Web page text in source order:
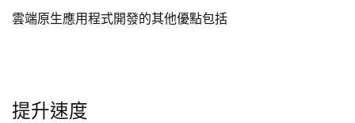
雲端原生應用程式開發的其他優點包括
提升速度